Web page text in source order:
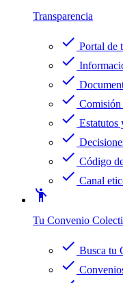
Transparencia
check Portal de
check
check
check
check Estatutos
check
check Código
check Canal
emoji_people
Tu Convenio
check Busca tu
check